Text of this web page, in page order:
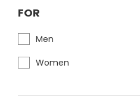
FOR
Men
Women